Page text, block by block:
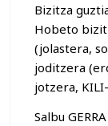
Bizitza
Hobeto
(jolastera,
joditzera
jotzera,
Salbu